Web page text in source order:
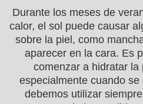
Durante los meses de
calor, el sol puede causar
sobre la piel, como
aparecer en la cara. Es
comenzar a hidratar la
especialmente cuando
debemos utilizar